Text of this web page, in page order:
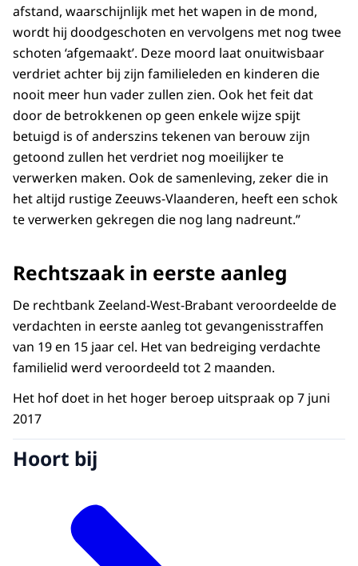
afstand, waarschijnlijk met het wapen in de mond,
wordt hij doodgeschoten en vervolgens met nog twee
schoten ‘afgemaakt’. Deze moord laat onuitwisbaar
verdriet achter bij zijn familieleden en kinderen die
nooit meer hun vader zullen zien. Ook het feit dat
door de betrokkenen op geen enkele wijze spijt
betuigd is of anderszins tekenen van berouw zijn
getoond zullen het verdriet nog moeilijker te
verwerken maken. Ook de samenleving, zeker die in
het altijd rustige Zeeuws-Vlaanderen, heeft een schok
te verwerken gekregen die nog lang nadreunt.”
Rechtszaak in eerste aanleg
De rechtbank Zeeland-West-Brabant veroordeelde de
verdachten in eerste aanleg tot gevangenisstraffen
van 19 en 15 jaar cel. Het van bedreiging verdachte
familielid werd veroordeeld tot 2 maanden.
Het hof doet in het hoger beroep uitspraak op 7 juni
2017
Hoort bij